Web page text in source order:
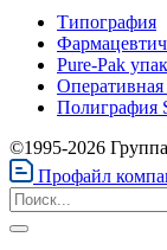
Типография
Pure-Pak
Полиграфия
©1995-2026
Профайл